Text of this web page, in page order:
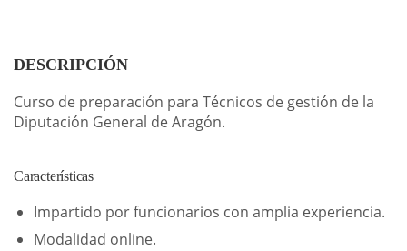
DESCRIPCIÓN
Curso de preparación para Técnicos de gestión de la
Diputación General de Aragón.
Características
Impartido por funcionarios con amplia experiencia.
Modalidad online.